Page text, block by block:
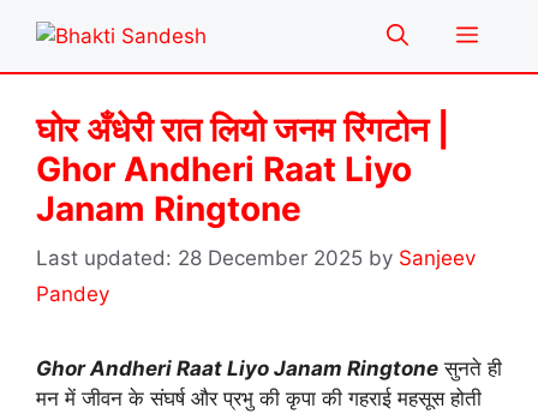
content
Menu
घोर अँधेरी रात लियो जनम रिंगटोन |
Ghor Andheri Raat Liyo
Janam Ringtone
28 December 2025 by Sanjeev
Pandey
Ghor Andheri Raat Liyo Janam Ringtone सुनते ही
मन में जीवन के संघर्ष और प्रभु की कृपा की गहराई महसूस होती